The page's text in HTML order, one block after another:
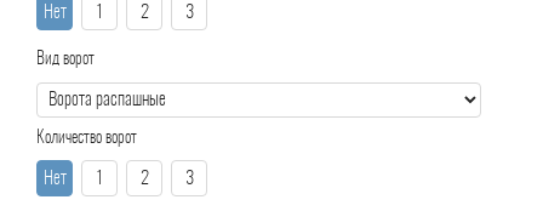
Нет 2 3
Вид ворот
Количество ворот
Нет 2 3